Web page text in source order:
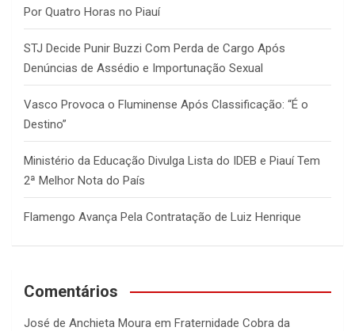
Por Quatro Horas no Piauí
STJ Decide Punir Buzzi Com Perda de Cargo Após
Denúncias de Assédio e Importunação Sexual
Vasco Provoca o Fluminense Após Classificação: “É o
Destino”
Ministério da Educação Divulga Lista do IDEB e Piauí Tem
2ª Melhor Nota do País
Flamengo Avança Pela Contratação de Luiz Henrique
Comentários
José de Anchieta Moura em Fraternidade Cobra da